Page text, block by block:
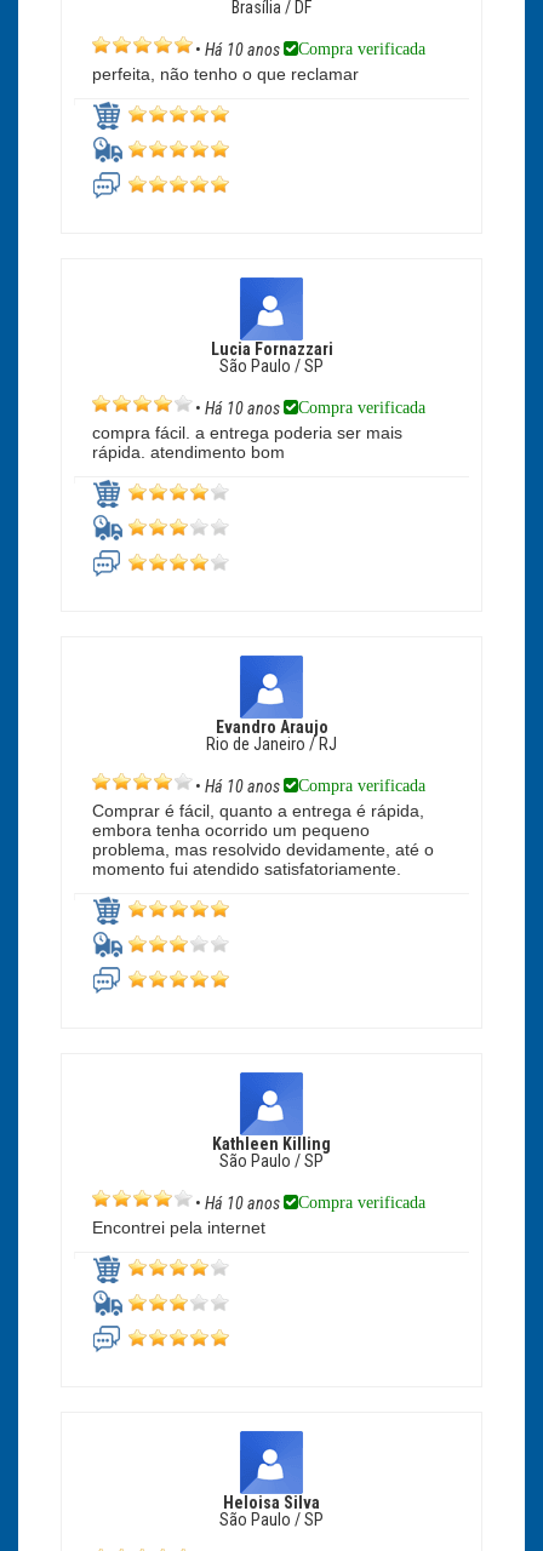
Brasília / DF
• Há 10 anos Compra verificada
perfeita, não tenho o que reclamar
Lucia Fornazzari
São Paulo / SP
• Há 10 anos Compra verificada
compra fácil. a entrega poderia ser mais
rápida. atendimento bom
Evandro Araujo
Rio de Janeiro / RJ
• Há 10 anos Compra verificada
Comprar é fácil, quanto a entrega é rápida,
embora tenha ocorrido um pequeno
problema, mas resolvido devidamente, até o
momento fui atendido satisfatoriamente.
Kathleen Killing
São Paulo / SP
• Há 10 anos Compra verificada
Encontrei pela internet
Heloisa Silva
São Paulo / SP